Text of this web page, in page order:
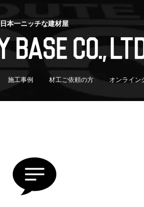
日本一ニッチな建材屋
施工事例 材工ご依頼の方 オンライン